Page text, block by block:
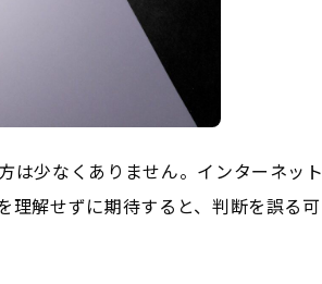
は少なくありません。インターネット
理解せずに期待すると、判断を誤る可